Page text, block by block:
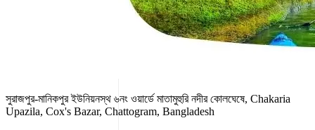
সুরাজপুর-মানিকপুর ইউনিয়নস্থ ৬নং ওয়ার্ডে মাতামুহুরি নদীর কোলঘেষে, Chakaria
Upazila, Cox's Bazar, Chattogram, Bangladesh